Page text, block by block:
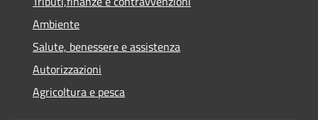
Ambiente
Salute, benessere e assistenza
Autorizzazioni
Agricoltura e pesca